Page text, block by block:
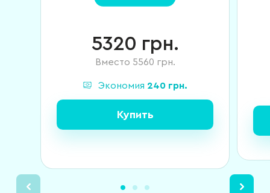
5320 грн.
Вместо 5560 грн.
Экономия 240 грн.
Купить